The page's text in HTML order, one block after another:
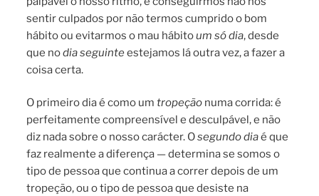
sentir culpados por não termos cumprido o bom
hábito ou evitarmos o mau hábitoum só dia, desde
que nodia seguinteestejamos lá outra vez, a fazer a
coisa certa.
O primeiro dia é como umtropeção numa corrida: é
perfeitamente compreensível e desculpável, e não
diz nada sobre o nosso carácter. Osegundo diaé que
faz realmente a diferença — determina se somos o
tipo de pessoa que continua a correr depois de um
tropeção, ou o tipo de pessoa que desiste na